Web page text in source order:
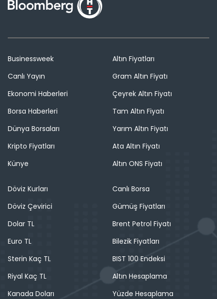
Businessweek
Canlı Yayın
Ekonomi Haberleri
Borsa Haberleri
Dünya Borsaları
Kripto Fiyatları
Künye
Altın Fiyatları
Gram Altın Fiyatı
Çeyrek Altın Fiyatı
Tam Altın Fiyatı
Yarım Altın Fiyatı
Ata Altın Fiyatı
Altın ONS Fiyatı
Döviz Kurları
Döviz Çevirici
Dolar TL
Euro TL
Sterin Kaç TL
Riyal Kaç TL
Kanada Doları
Canlı Borsa
Gümüş Fiyatları
Brent Petrol Fiyatı
Bilezik Fiyatları
BIST 100 Endeksi
Altın Hesaplama
Yüzde Hesaplama